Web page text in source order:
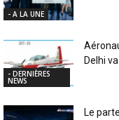
- A LA UNE
- DERNIÈRES
NEWS
Delhi
Le